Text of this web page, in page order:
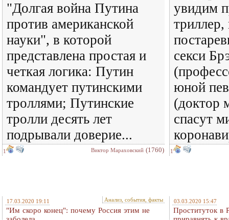
"Долгая война Путина
против американской
науки", в которой
представлена простая и
четкая логика: Путин
командует путинскими
троллями; Путинские
тролли десять лет
подрывали доверие...
1 Виктор Мараховский (1760)
увидим
секси
юной
(доктор
спасут
1
17.03.2020 19:11 Анализ, события, факты
"Им скоро конец": почему Россия этим не
03.03.2020 15:47
Проституток в